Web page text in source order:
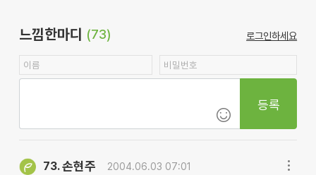
느낌한마디 (73) 로그인하세요
등록
73.손현주 2004.06.03 07:01